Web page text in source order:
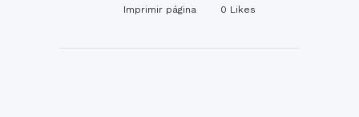
Imprimir página 0 Likes